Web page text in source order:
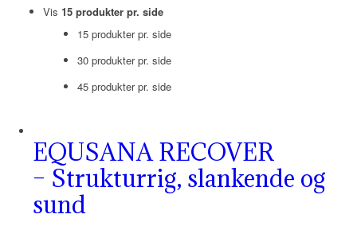
Vis 15 produkter pr. side
15 produkter pr. side
30 produkter pr. side
45 produkter pr. side
EQUSANA RECOVER
– Strukturrig, slankende og
sund